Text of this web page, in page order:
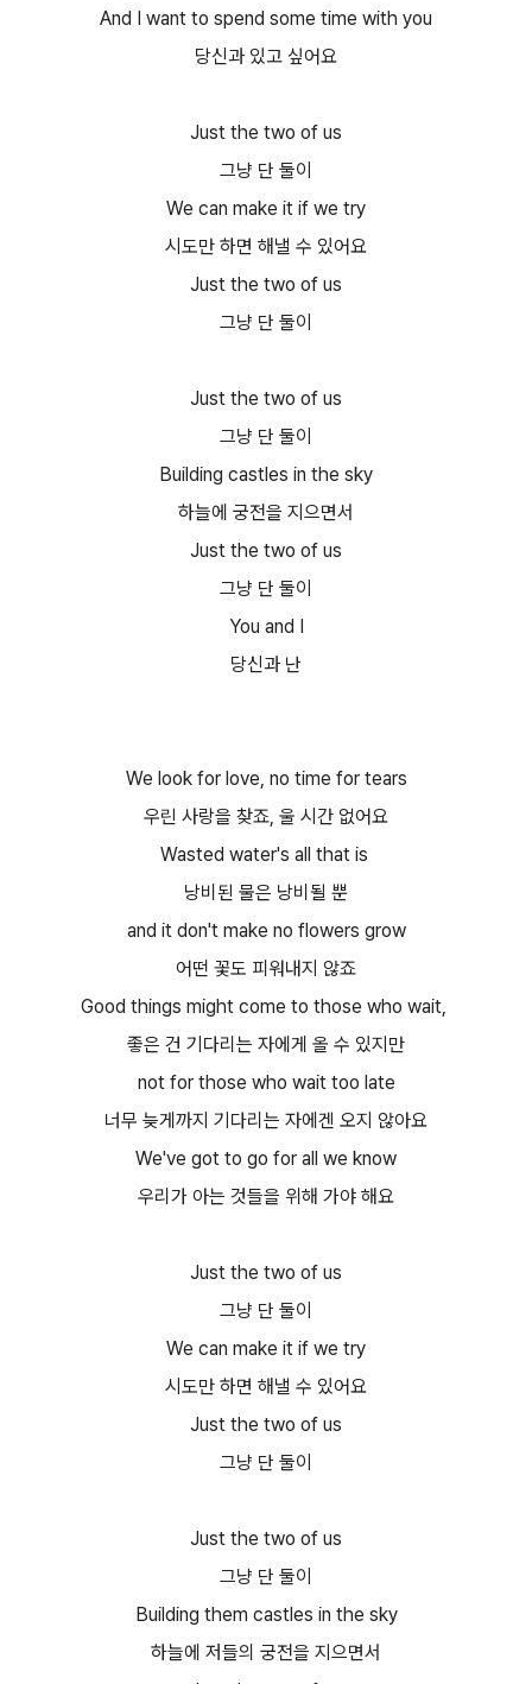
And I want to spend some time with you
당신과 있고 싶어요
Just the two of us
그냥 단 둘이
We can make it if we try
시도만 하면 해낼 수 있어요
Just the two of us
그냥 단 둘이
Just the two of us
그냥 단 둘이
Building castles in the sky
하늘에 궁전을 지으면서
Just the two of us
그냥 단 둘이
You and I
당신과 난
We look for love, no time for tears
우린 사랑을 찾죠, 울 시간 없어요
Wasted water's all that is
낭비된 물은 낭비될 뿐
and it don't make no flowers grow
어떤 꽃도 피워내지 않죠
Good things might come to those who wait,
좋은 건 기다리는 자에게 올 수 있지만
not for those who wait too late
너무 늦게까지 기다리는 자에겐 오지 않아요
We've got to go for all we know
우리가 아는 것들을 위해 가야 해요
Just the two of us
그냥 단 둘이
We can make it if we try
시도만 하면 해낼 수 있어요
Just the two of us
그냥 단 둘이
Just the two of us
그냥 단 둘이
Building them castles in the sky
하늘에 저들의 궁전을 지으면서